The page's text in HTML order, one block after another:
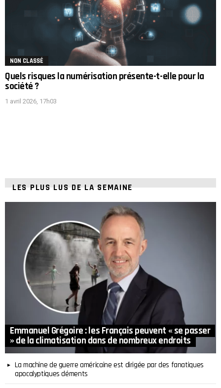
NON CLASSÉ
Quels risques la numérisation présente-t-elle pour la
société ?
1 avril 2026, 17h03
LES PLUS LUS DE LA SEMAINE
Emmanuel Grégoire : les Français peuvent « se passer
» de la climatisation dans de nombreux endroits
La machine de guerre américaine est dirigée par des fanatiques
apocalyptiques déments